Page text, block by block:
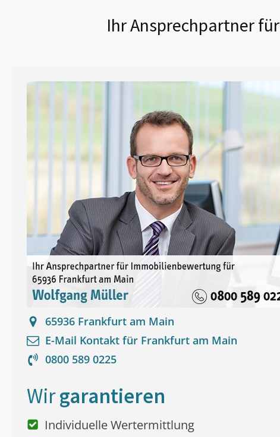
Ihr Ansprechpartner für
65936 Frankfurt am Main
E-Mail Kontakt für Frankfurt am Main
0800 589 0225
Wirgarantieren
Individuelle Wertermittlung